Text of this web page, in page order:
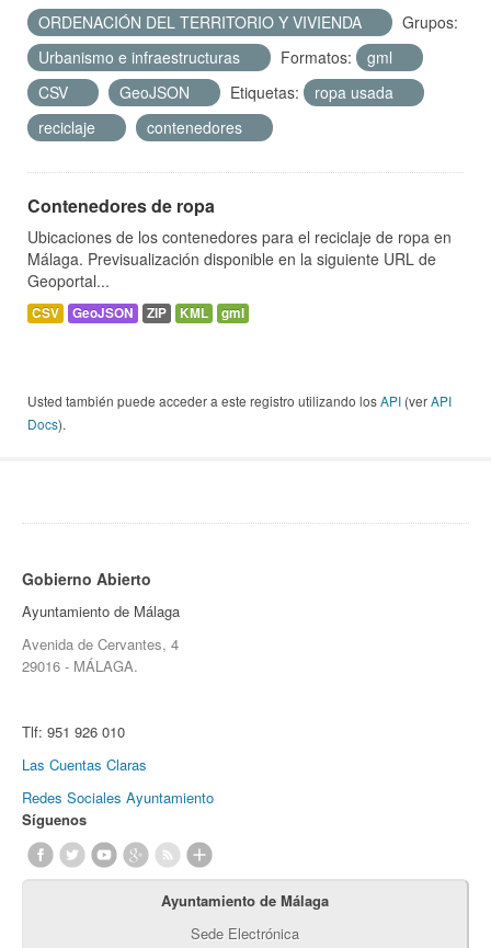
ORDENACIÓN DEL TERRITORIO Y VIVIENDA
Grupos:
Urbanismo e infraestructuras
Formatos:
gml
CSV
GeoJSON Etiquetas:
ropa usada
reciclaje
contenedores
Contenedores de ropa
Ubicaciones de los contenedores para el reciclaje de ropa en
Málaga. Previsualización disponible en la siguiente URL de
Geoportal...
CSV GeoJSON ZIP KML gml
Usted también puede acceder a este registro utilizando losAPI (verAPI
Docs).
Gobierno Abierto
Ayuntamiento de Málaga
Avenida de Cervantes, 4
29016 - MÁLAGA.
Tlf: 951 926 010
Las Cuentas Claras
Redes Sociales Ayuntamiento
Síguenos
Ayuntamiento de Málaga
Sede Electrónica